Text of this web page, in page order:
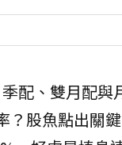
配、雙月配
股魚點出關